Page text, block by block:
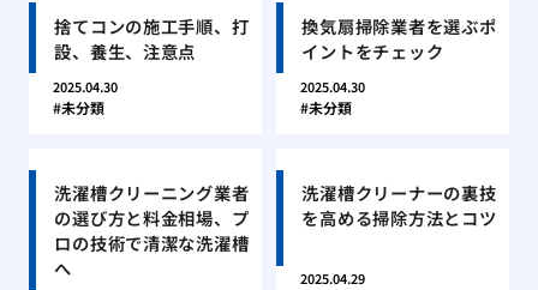
捨てコンの施工手順、打
設、養生、注意点
2025.04.30
未分類
換気扇掃除業者を選ぶポ
イントをチェック
2025.04.30
未分類
洗濯槽クリーニング業者
の選び方と料金相場、プ
ロの技術で清潔な洗濯槽
へ
洗濯槽クリーナーの裏技
を高める掃除方法とコツ
2025.04.29